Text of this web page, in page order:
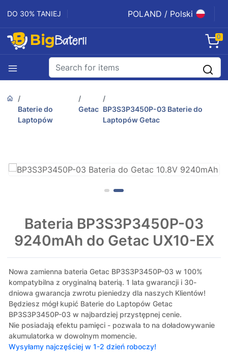
DO 30% TANIEJ POLAND / Polski
0
Baterie do
Laptopów
Getac BP3S3P3450P-03 Baterie do
Laptopów Getac
Bateria BP3S3P3450P-03
9240mAh do Getac UX10-EX
Nowa zamienna bateria Getac BP3S3P3450P-03 w 100%
kompatybilna z oryginalną baterią. 1 lata gwarancji i 30-
dniowa gwarancja zwrotu pieniedzy dla naszych Klientów!
Będziesz mógł kupić Baterie do Laptopów Getac
BP3S3P3450P-03 w najbardziej przystępnej cenie.
Nie posiadają efektu pamięci - pozwala to na doładowywanie
akumulatorka w dowolnym momencie.
Wysyłamy najczęściej w 1-2 dzień roboczy!